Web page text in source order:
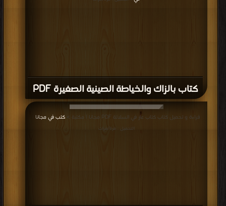
كتاب بالزاك والخياطة الصينية الصغيرة PDF
قراءة و تحميل كتاب كتاب عار في السلالة PDF مجانا | مكتبة > كتب في مجانا
التحميل : مرة/مرات